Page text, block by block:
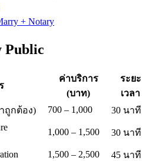
+ Notary
Public
ค่าบริการ
(บาท)
ระยะ
เวลา
าถูกต้อง)
700 – 1,000
30 นาที
1,000 – 1,500 30 นาที
1,500 – 2,500
45 นาที